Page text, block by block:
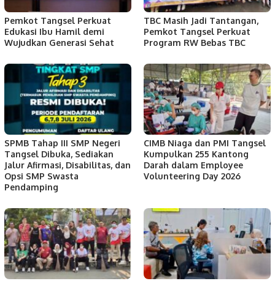
Pemkot Tangsel Perkuat
Edukasi Ibu Hamil demi
Wujudkan Generasi Sehat
TBC Masih Jadi Tantangan,
Pemkot Tangsel Perkuat
Program RW Bebas TBC
SPMB Tahap III SMP Negeri
Tangsel Dibuka, Sediakan
Jalur Afirmasi, Disabilitas, dan
Opsi SMP Swasta
Pendamping
CIMB Niaga dan PMI Tangsel
Kumpulkan 255 Kantong
Darah dalam Employee
Volunteering Day 2026